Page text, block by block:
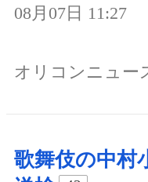
08月07日 11:27
オリコンニュー
歌舞伎の中村